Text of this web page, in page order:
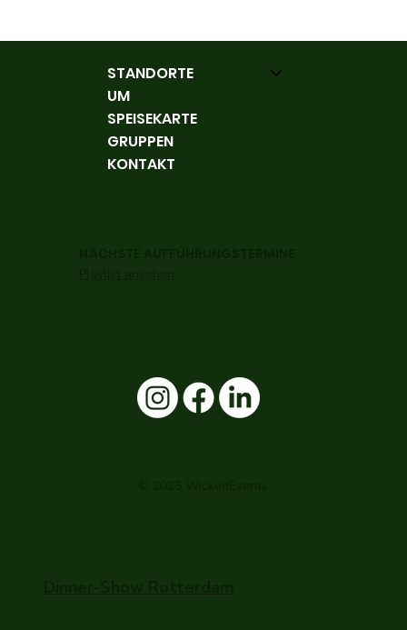
STANDORTE
UM
SPEISEKARTE
GRUPPEN
KONTAKT